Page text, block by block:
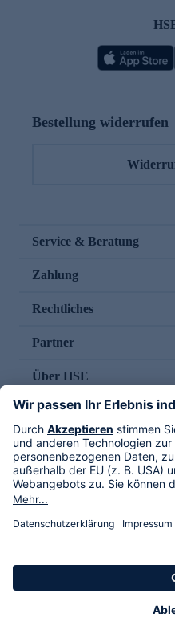
Bestellung widerrufen
Service & Beratung
Zahlung
Rechtliches
Partner
Über HSE
Im TV
HSE International